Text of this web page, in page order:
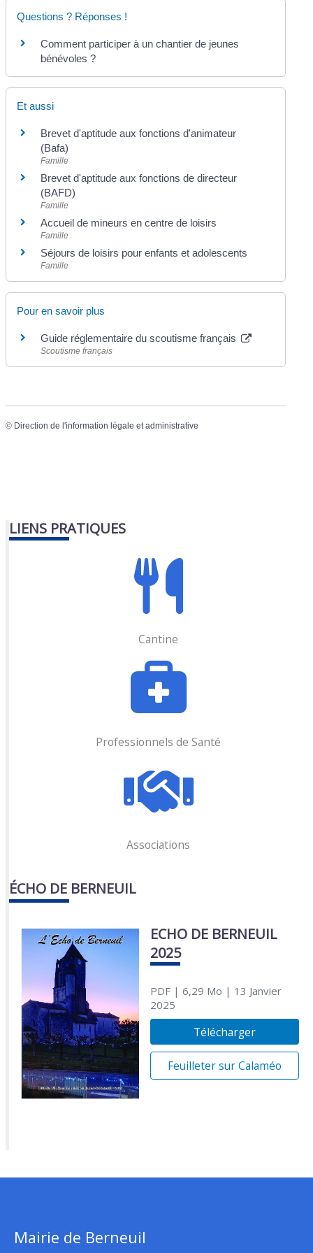
Questions ? Réponses !
Comment participer à un chantier de jeunes
bénévoles ?
Et aussi
Brevet d'aptitude aux fonctions d'animateur
(Bafa)
Famille
Brevet d'aptitude aux fonctions de directeur
(BAFD)
Famille
Accueil de mineurs en centre de loisirs
Famille
Séjours de loisirs pour enfants et adolescents
Famille
Pour en savoir plus
Guide réglementaire du scoutisme français
Scoutisme français
© Direction de l'information légale et administrative
LIENS PRATIQUES
Cantine
Professionnels de Santé
Associations
ÉCHO DE BERNEUIL
ECHO DE BERNEUIL
2025
PDF| 6,29 Mo | 13 Janvier
2025
Télécharger
Feuilleter sur Calaméo
Mairie de Berneuil